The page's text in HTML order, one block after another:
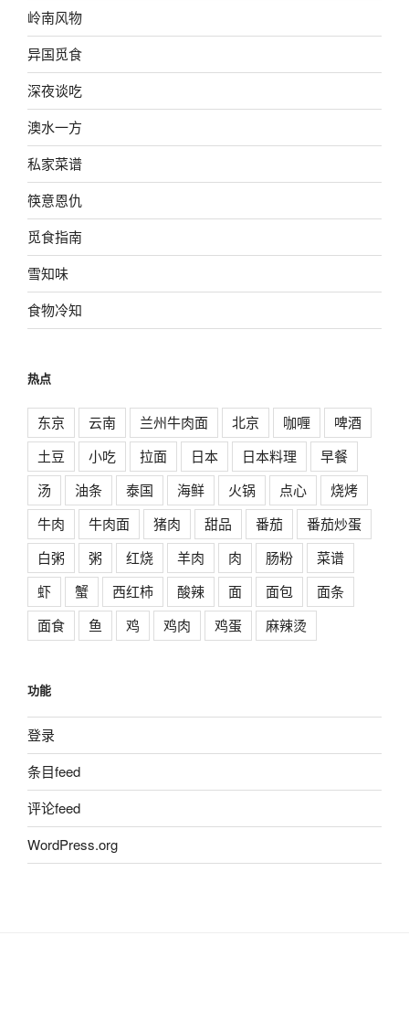
岭南风物
异国觅食
深夜谈吃
澳水一方
私家菜谱
筷意恩仇
觅食指南
雪知味
食物冷知
热点
东京 云南 兰州牛肉面 北京 咖喱
啤酒
土豆
小吃 拉面 日本 日本料理
早餐
汤
油条 泰国 海鲜 火锅 点心
烧烤
牛肉
牛肉面 猪肉 甜品 番茄
番茄炒蛋
白粥
粥 红烧 羊肉 肉 肠粉
菜谱
虾
蟹 西红柿 酸辣 面 面包
面条
面食
鱼 鸡 鸡肉 鸡蛋 麻辣烫
功能
登录
条目feed
评论feed
WordPress.org